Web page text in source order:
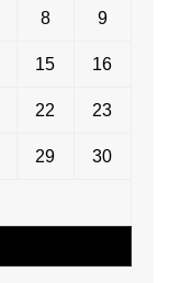
8 9
15 16
22 23
29 30